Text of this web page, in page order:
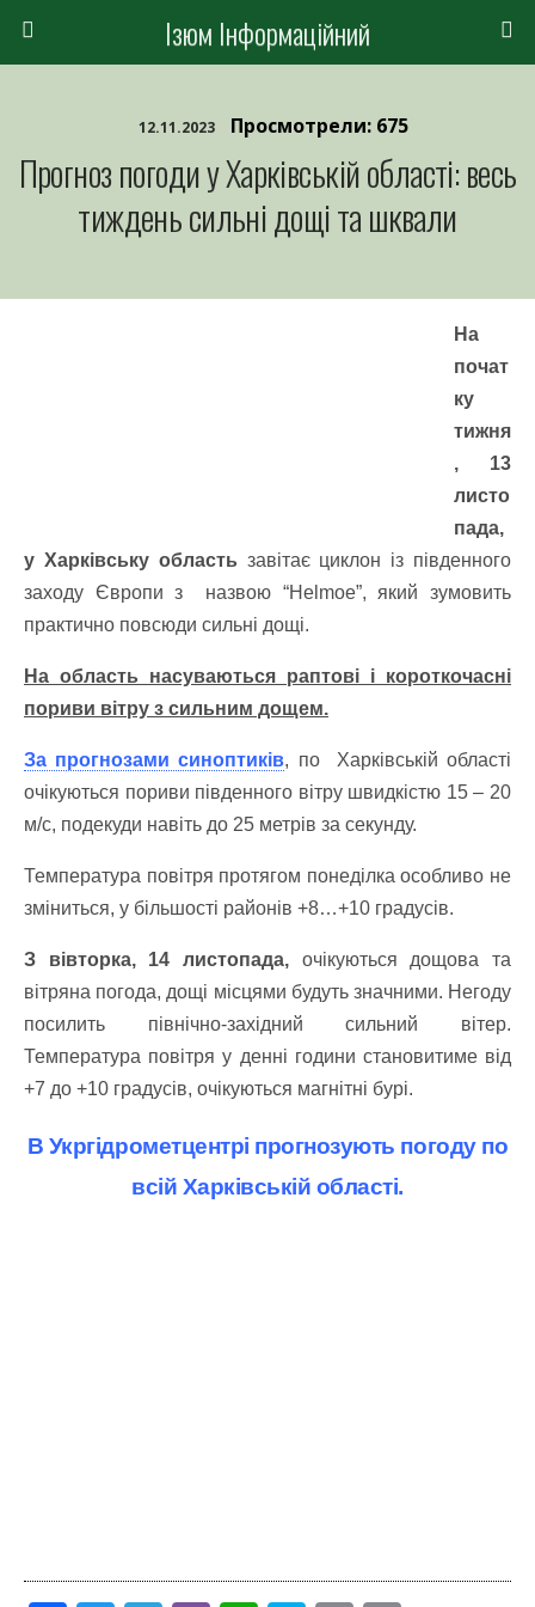
Ізюм Інформаційний
12.11.2023 Просмотрели: 675
Прогноз погоди у Харківській області: весь
тиждень сильні дощі та шквали
На
почат
ку
тижня
, 13
листо
пада,
у Харківську область завітає циклон із південного
заходу Європи з назвою “Helmoe”, який зумовить
практично повсюди сильні дощі.
На область насуваються раптові і короткочасні
пориви вітру з сильним дощем.
За прогнозами синоптиків, по Харківській області
очікуються пориви південного вітру швидкістю 15 – 20
м/с, подекуди навіть до 25 метрів за секунду.
Температура повітря протягом понеділка особливо не
зміниться, у більшості районів +8…+10 градусів.
З вівторка, 14 листопада, очікуються дощова та
вітряна погода, дощі місцями будуть значними. Негоду
посилить північно-західний сильний вітер.
Температура повітря у денні години становитиме від
+7 до +10 градусів, очікуються магнітні бурі.
В Укргідрометцентрі прогнозують погоду по
всій Харківській області.